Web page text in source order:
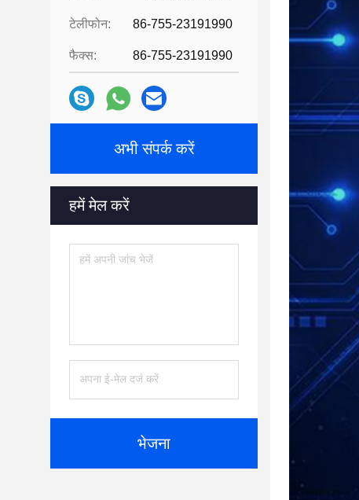
टेलीफोन: 86-755-23191990
फैक्स: 86-755-23191990
अभी संपर्क करें
हमें मेल करें
भेजना